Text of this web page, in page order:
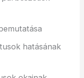
hatásának